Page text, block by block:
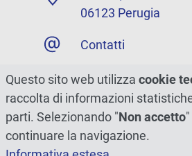
06123 Perugia
Contatti
Email:
PEC:
rt.unipg.it
Questo sito web utilizza cookie
raccolta di informazioni
parti. Selezionando "Non accetto
continuare la navigazione.